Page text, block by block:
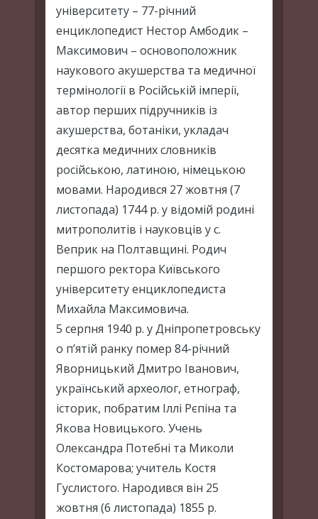
університету – 77-річний
енциклопедист Нестор Амбодик –
Максимович – основоположник
наукового акушерства та медичної
термінології в Російській імперії,
автор перших підручників із
акушерства, ботаніки, укладач
десятка медичних словників
російською, латиною, німецькою
мовами. Народився 27 жовтня (7
листопада) 1744 р. у відомій родині
митрополитів і науковців у с.
Веприк на Полтавщині. Родич
першого ректора Київського
університету енциклопедиста
Михайла Максимовича.
5 серпня 1940 р. у Дніпропетровську
о п’ятій ранку помер 84-річний
Яворницький Дмитро Іванович,
український археолог, етнограф,
історик, побратим Іллі Рєпіна та
Якова Новицького. Учень
Олександра Потебні та Миколи
Костомарова; учитель Костя
Гуслистого. Народився він 25
жовтня (6 листопада) 1855 р.